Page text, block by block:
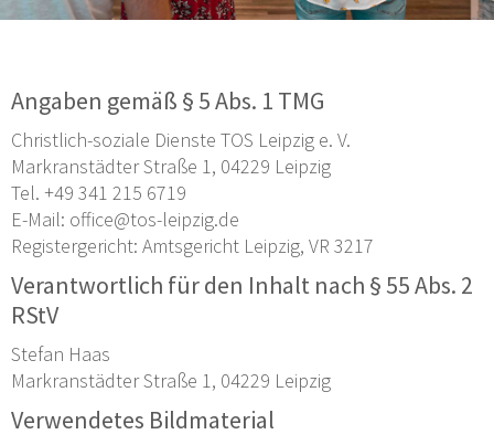
Angaben gemäß § 5 Abs. 1 TMG
Christlich-soziale Dienste TOS Leipzig e. V.
Markranstädter Straße 1, 04229 Leipzig
Tel. +49 341 215 6719
E-Mail: office@tos-leipzig.de
Registergericht: Amtsgericht Leipzig, VR 3217
Verantwortlich für den Inhalt nach § 55 Abs. 2
RStV
Stefan Haas
Markranstädter Straße 1, 04229 Leipzig
Verwendetes Bildmaterial